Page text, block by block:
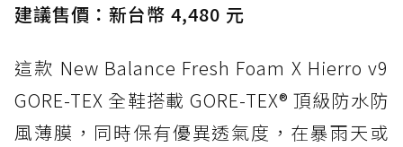
建議售價：新台幣 4,480 元
這款 New Balance Fresh Foam X Hierro v9
GORE-TEX 全鞋搭載 GORE-TEX® 頂級防水防
風薄膜，同時保有優異透氣度，在暴雨天或